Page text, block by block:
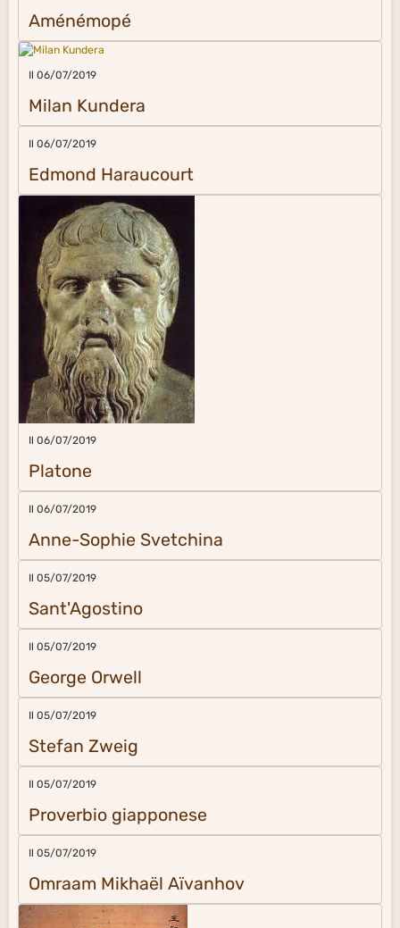
Aménémopé
Il 06/07/2019
Milan Kundera
Il 06/07/2019
Edmond Haraucourt
Il 06/07/2019
Platone
Il 06/07/2019
Anne-Sophie Svetchina
Il 05/07/2019
Sant'Agostino
Il 05/07/2019
George Orwell
Il 05/07/2019
Stefan Zweig
Il 05/07/2019
Proverbio giapponese
Il 05/07/2019
Omraam Mikhaël Aïvanhov